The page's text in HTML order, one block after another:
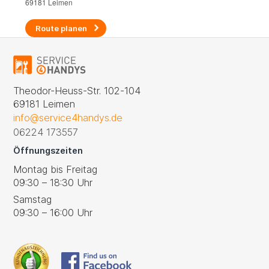
69181 Leimen
Route planen
Theodor-Heuss-Str. 102-104
69181 Leimen
info@service4handys.de
06224 173557
Öffnungszeiten
Montag bis Freitag
09:30 – 18:30 Uhr
Samstag
09:30 – 16:00 Uhr